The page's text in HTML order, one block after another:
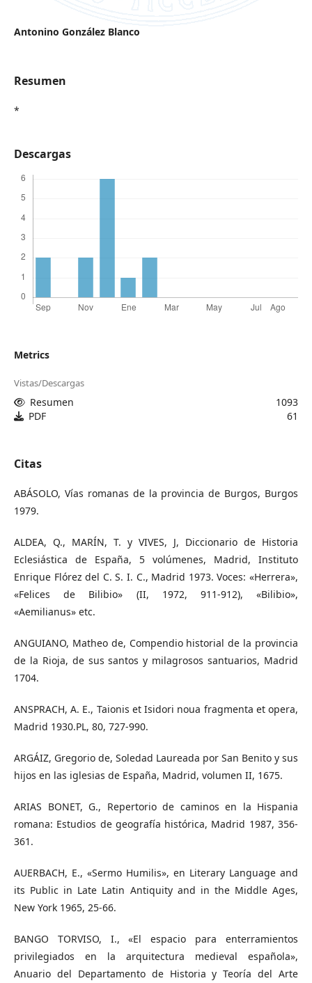
Antonino González Blanco
Resumen
*
Descargas
Metrics
Vistas/Descargas
Resumen
1093
PDF
61
Citas
ABÁSOLO, Vías romanas de la provincia de Burgos, Burgos
1979.
ALDEA, Q., MARÍN, T. y VIVES, J, Diccionario de Historia
Eclesiástica de España, 5 volúmenes, Madrid, Instituto
Enrique Flórez del C. S. I. C., Madrid 1973. Voces: «Herrera»,
«Felices de Bilibio» (II, 1972, 911-912), «Bilibio»,
«Aemilianus» etc.
ANGUIANO, Matheo de, Compendio historial de la provincia
de la Rioja, de sus santos y milagrosos santuarios, Madrid
1704.
ANSPRACH, A. E., Taionis et Isidori noua fragmenta et opera,
Madrid 1930.PL, 80, 727-990.
ARGÁIZ, Gregorio de, Soledad Laureada por San Benito y sus
hijos en las iglesias de España, Madrid, volumen II, 1675.
ARIAS BONET, G., Repertorio de caminos en la Hispania
romana: Estudios de geografía histórica, Madrid 1987, 356-
361.
AUERBACH, E., «Sermo Humilis», en Literary Language and
its Public in Late Latin Antiquity and in the Middle Ages,
New York 1965, 25-66.
BANGO TORVISO, I., «El espacio para enterramientos
privilegiados en la arquitectura medieval española»,
Anuario del Departamento de Historia y Teoría del Arte